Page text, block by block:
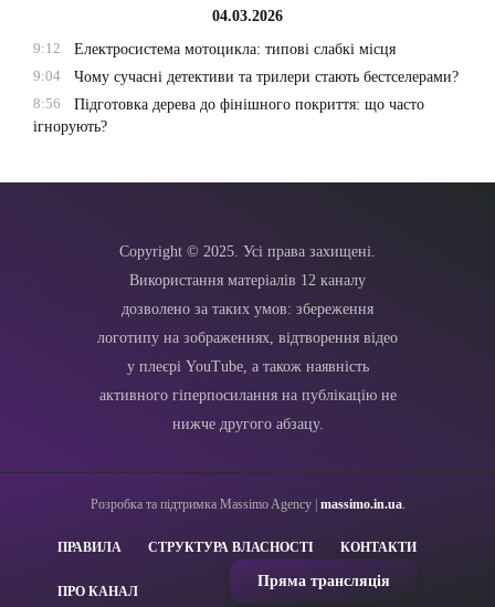
04.03.2026
9:12
Електросистема мотоцикла: типові слабкі місця
9:04
Чому сучасні детективи та трилери стають бестселерами?
8:56
Підготовка дерева до фінішного покриття: що часто
ігнорують?
Copyright © 2025. Усі права захищені.
Використання матеріалів 12 каналу
дозволено за таких умов: збереження
логотипу на зображеннях, відтворення відео
у плеєрі YouTube, а також наявність
активного гіперпосилання на публікацію не
нижче другого абзацу.
Розробка та підтримка Massimo Agency | massimo.in.ua.
ПРАВИЛА СТРУКТУРА ВЛАСНОСТІ КОНТАКТИ
ПРО КАНАЛ
Пряма трансляція